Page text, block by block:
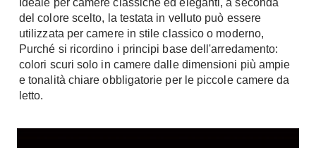
Tappeti
Oggettistica
Complementi arredo
Notte
Camere Matrimoniali
Progetti
Ristrutturazione
Progetto
Norme
Restauri
Ideale per camere classiche ed eleganti, a seconda
del colore scelto, la testata in velluto può essere
utilizzata per camere in stile classico o moderno,
Purché si ricordino i principi base dell'arredamento:
colori scuri solo in camere dalle dimensioni più ampie
e tonalità chiare obbligatorie per le piccole camere da
letto.